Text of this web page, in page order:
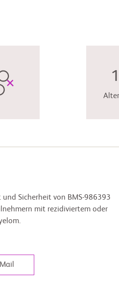
und Sicherheit von BMS-986393
mit rezidiviertem oder